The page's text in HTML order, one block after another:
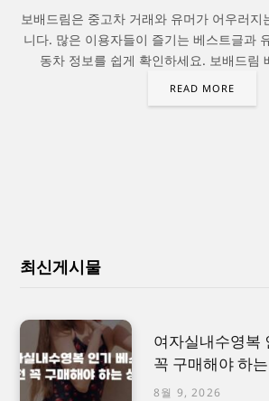
보배드림은 중고차 거래와 유머가 어우러지
니다. 많은 이용자들이 즐기는 베스트글과
동차 정보를 쉽게 확인하세요. 보배드림
READ MORE
최신게시물
여자실내수영복
꼭 구매해야 하
8월 9, 2026